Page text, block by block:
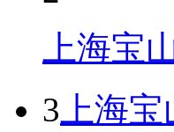
上海宝
3 上海